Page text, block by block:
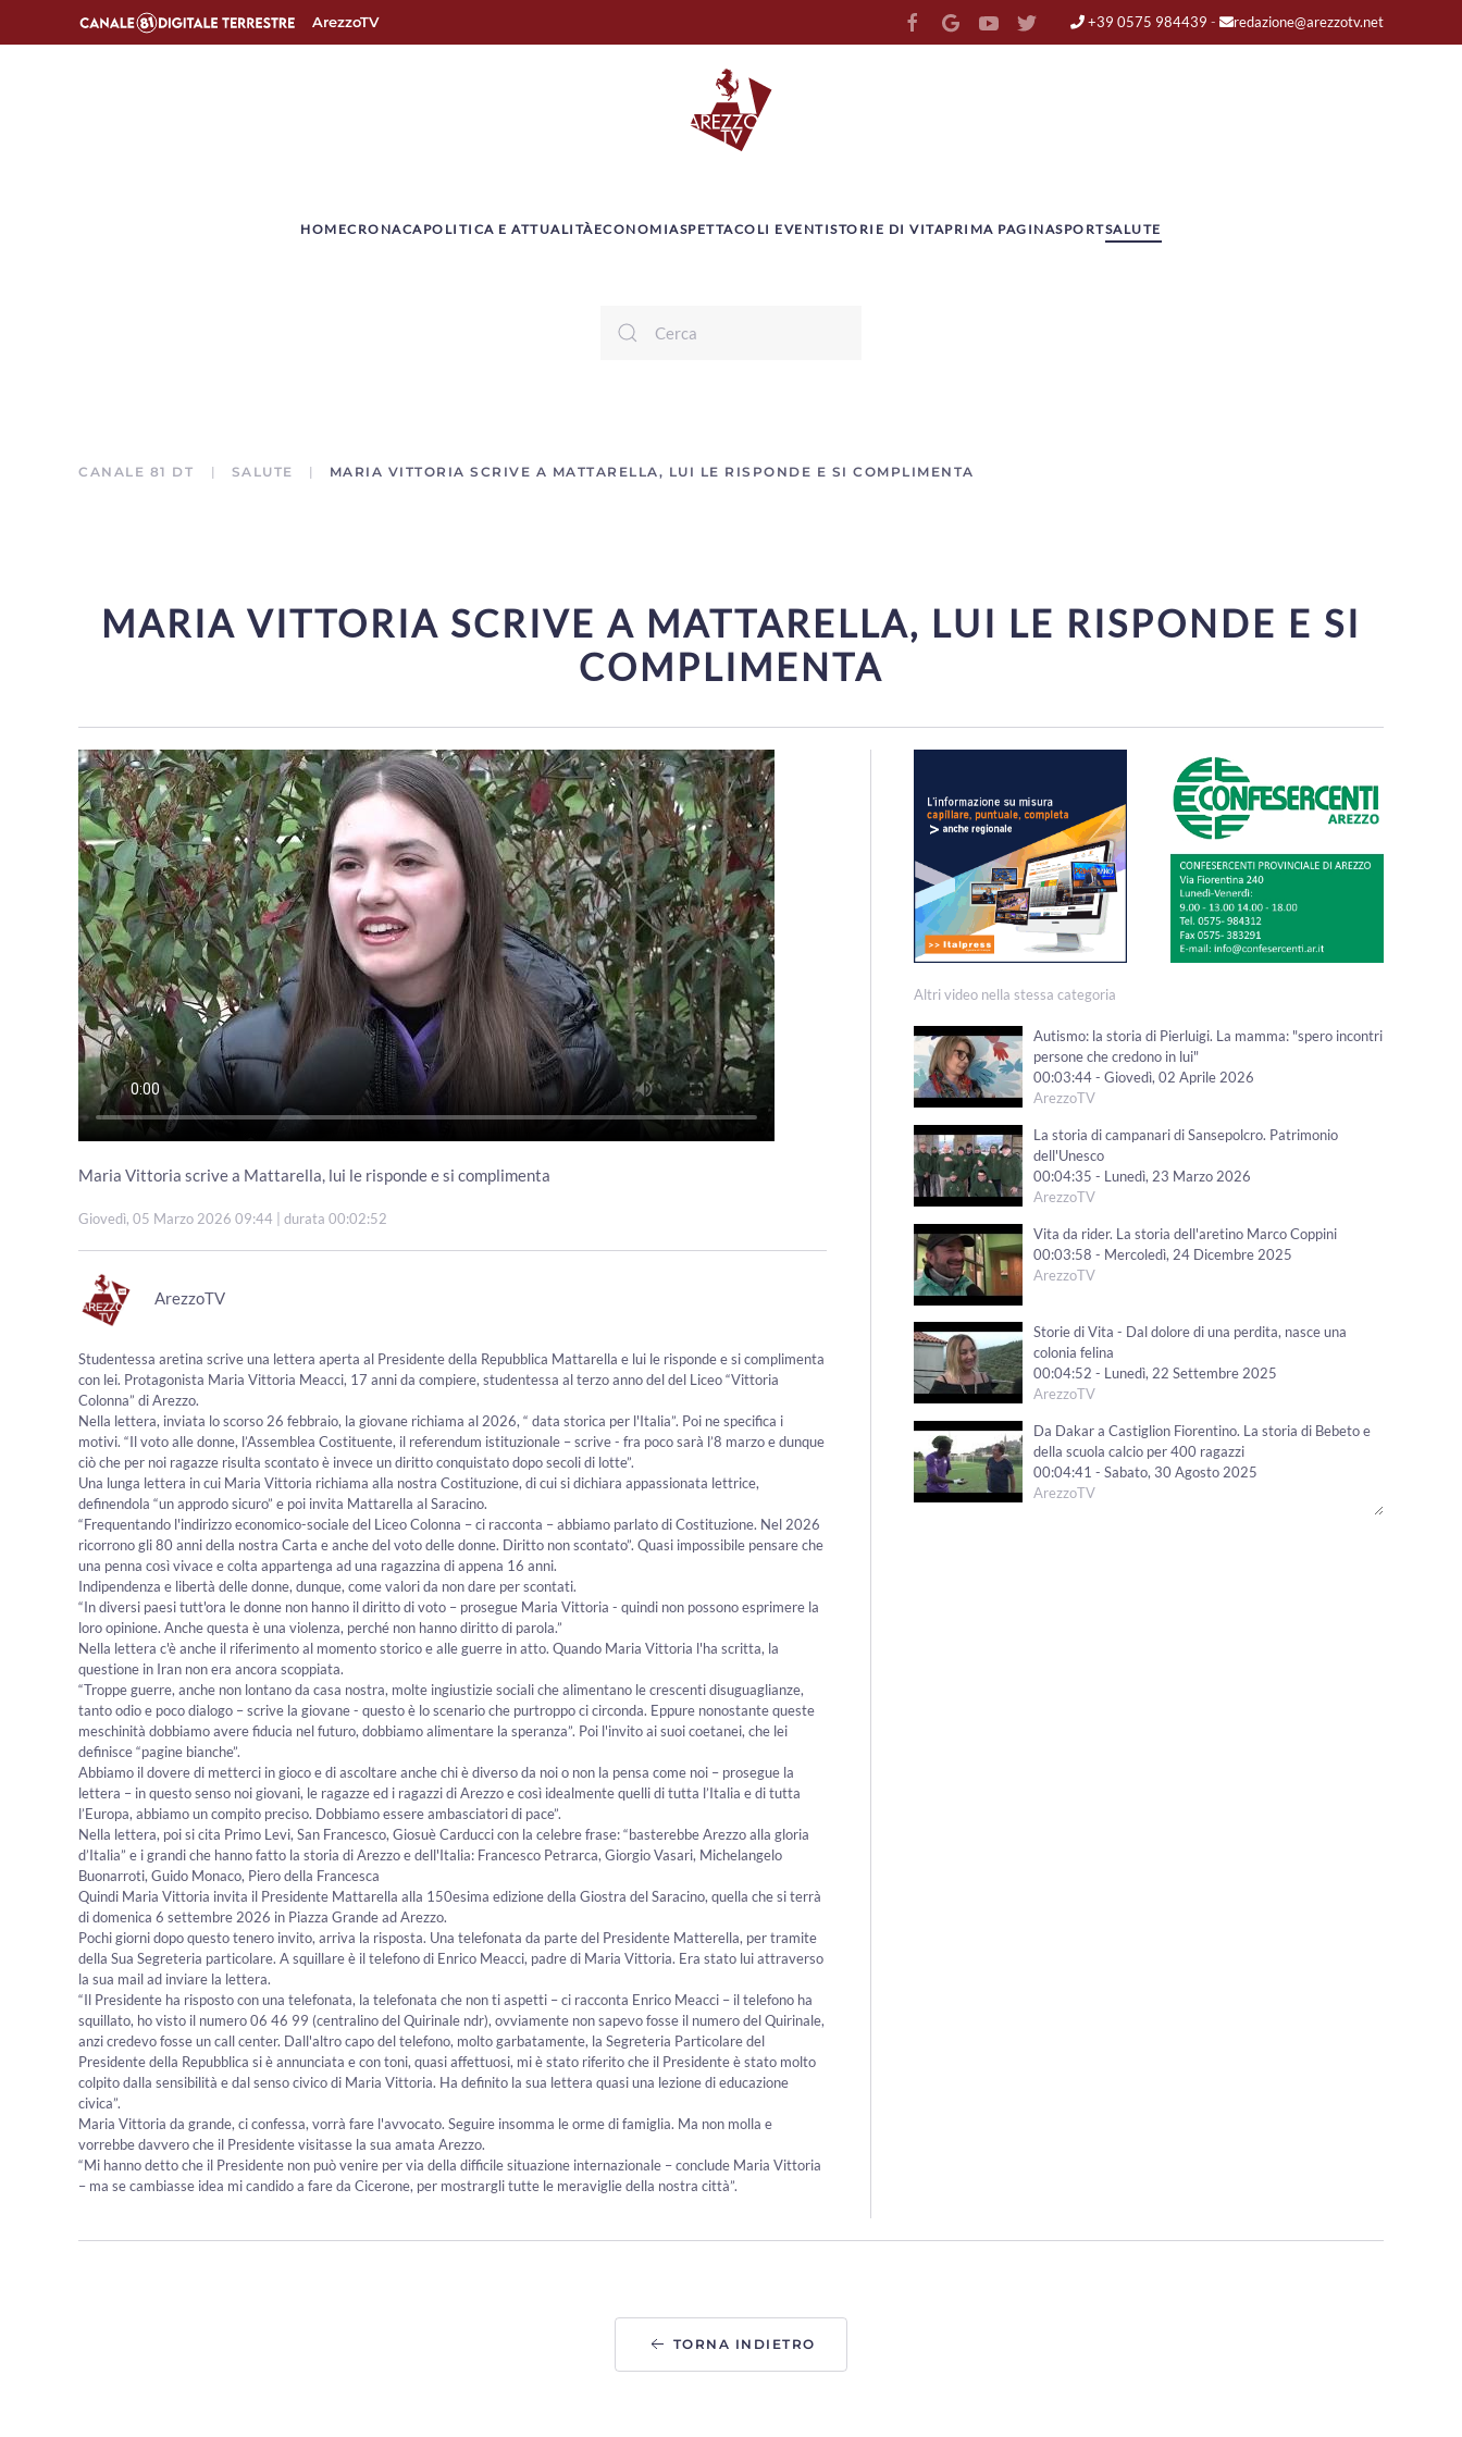
ArezzoTV +39 0575 984439 - redazione@arezzotv.net
­HOMECRONACAPOLITICA E ATTUALITÀECONOMIASPETTACOLI EVENTISTORIE DI VITAPRIMA PAGINASPORTSALUTE
CANALE 81 DT SALUTE MARIA VITTORIA SCRIVE A MATTARELLA, LUI LE RISPONDE E SI COMPLIMENTA
MARIA VITTORIA SCRIVE A MATTARELLA, LUI LE RISPONDE E SI
COMPLIMENTA
Maria Vittoria scrive a Mattarella, lui le risponde e si complimenta
Giovedì, 05 Marzo 2026 09:44 | durata 00:02:52
ArezzoTV
Studentessa aretina scrive una lettera aperta al Presidente della Repubblica Mattarella e lui le risponde e si complimenta
con lei. Protagonista Maria Vittoria Meacci, 17 anni da compiere, studentessa al terzo anno del del Liceo “Vittoria
Colonna” di Arezzo.
Nella lettera, inviata lo scorso 26 febbraio, la giovane richiama al 2026, “ data storica per l'Italia”. Poi ne specifica i
motivi. “Il voto alle donne, l’Assemblea Costituente, il referendum istituzionale – scrive - fra poco sarà l’8 marzo e dunque
ciò che per noi ragazze risulta scontato è invece un diritto conquistato dopo secoli di lotte”.
Una lunga lettera in cui Maria Vittoria richiama alla nostra Costituzione, di cui si dichiara appassionata lettrice,
definendola “un approdo sicuro” e poi invita Mattarella al Saracino.
“Frequentando l'indirizzo economico-sociale del Liceo Colonna – ci racconta – abbiamo parlato di Costituzione. Nel 2026
ricorrono gli 80 anni della nostra Carta e anche del voto delle donne. Diritto non scontato”. Quasi impossibile pensare che
una penna così vivace e colta appartenga ad una ragazzina di appena 16 anni.
Indipendenza e libertà delle donne, dunque, come valori da non dare per scontati.
“In diversi paesi tutt'ora le donne non hanno il diritto di voto – prosegue Maria Vittoria - quindi non possono esprimere la
loro opinione. Anche questa è una violenza, perché non hanno diritto di parola.”
Nella lettera c'è anche il riferimento al momento storico e alle guerre in atto. Quando Maria Vittoria l'ha scritta, la
questione in Iran non era ancora scoppiata.
“Troppe guerre, anche non lontano da casa nostra, molte ingiustizie sociali che alimentano le crescenti disuguaglianze,
tanto odio e poco dialogo – scrive la giovane - questo è lo scenario che purtroppo ci circonda. Eppure nonostante queste
meschinità dobbiamo avere fiducia nel futuro, dobbiamo alimentare la speranza”. Poi l'invito ai suoi coetanei, che lei
definisce “pagine bianche”.
Abbiamo il dovere di metterci in gioco e di ascoltare anche chi è diverso da noi o non la pensa come noi – prosegue la
lettera – in questo senso noi giovani, le ragazze ed i ragazzi di Arezzo e così idealmente quelli di tutta l’Italia e di tutta
l’Europa, abbiamo un compito preciso. Dobbiamo essere ambasciatori di pace”.
Nella lettera, poi si cita Primo Levi, San Francesco, Giosuè Carducci con la celebre frase: “basterebbe Arezzo alla gloria
d’Italia” e i grandi che hanno fatto la storia di Arezzo e dell'Italia: Francesco Petrarca, Giorgio Vasari, Michelangelo
Buonarroti, Guido Monaco, Piero della Francesca
Quindi Maria Vittoria invita il Presidente Mattarella alla 150esima edizione della Giostra del Saracino, quella che si terrà
di domenica 6 settembre 2026 in Piazza Grande ad Arezzo.
Pochi giorni dopo questo tenero invito, arriva la risposta. Una telefonata da parte del Presidente Matterella, per tramite
della Sua Segreteria particolare. A squillare è il telefono di Enrico Meacci, padre di Maria Vittoria. Era stato lui attraverso
la sua mail ad inviare la lettera.
“Il Presidente ha risposto con una telefonata, la telefonata che non ti aspetti – ci racconta Enrico Meacci – il telefono ha
squillato, ho visto il numero 06 46 99 (centralino del Quirinale ndr), ovviamente non sapevo fosse il numero del Quirinale,
anzi credevo fosse un call center. Dall'altro capo del telefono, molto garbatamente, la Segreteria Particolare del
Presidente della Repubblica si è annunciata e con toni, quasi affettuosi, mi è stato riferito che il Presidente è stato molto
colpito dalla sensibilità e dal senso civico di Maria Vittoria. Ha definito la sua lettera quasi una lezione di educazione
civica”.
Maria Vittoria da grande, ci confessa, vorrà fare l'avvocato. Seguire insomma le orme di famiglia. Ma non molla e
vorrebbe davvero che il Presidente visitasse la sua amata Arezzo.
“Mi hanno detto che il Presidente non può venire per via della difficile situazione internazionale – conclude Maria Vittoria
– ma se cambiasse idea mi candido a fare da Cicerone, per mostrargli tutte le meraviglie della nostra città”.
Altri video nella stessa categoria
Autismo: la storia di Pierluigi. La mamma: "spero incontri
persone che credono in lui"
00:03:44 - Giovedì, 02 Aprile 2026
ArezzoTV
La storia di campanari di Sansepolcro. Patrimonio
dell'Unesco
00:04:35 - Lunedì, 23 Marzo 2026
ArezzoTV
Vita da rider. La storia dell'aretino Marco Coppini
00:03:58 - Mercoledì, 24 Dicembre 2025
ArezzoTV
Storie di Vita - Dal dolore di una perdita, nasce una
colonia felina
00:04:52 - Lunedì, 22 Settembre 2025
ArezzoTV
Da Dakar a Castiglion Fiorentino. La storia di Bebeto e
della scuola calcio per 400 ragazzi
00:04:41 - Sabato, 30 Agosto 2025
ArezzoTV
Valencia e Arezzo risponde
TORNA INDIETRO